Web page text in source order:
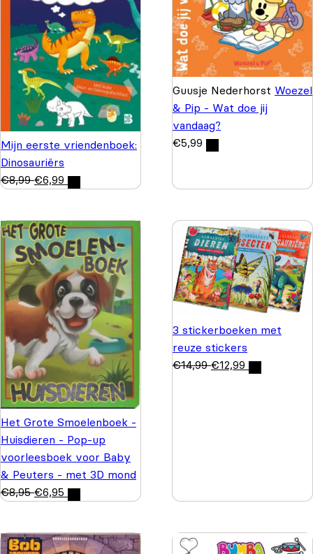
Mijn eerste vriendenboek:
Dinosauriërs
€8,99 €6,99
Guusje Nederhorst Woezel
& Pip - Wat doe jij
vandaag?
€5,99
Het Grote Smoelenboek -
Huisdieren - Pop-up
voorleesboek voor Baby
& Peuters - met 3D mond
€8,95 €6,95
3 stickerboeken met
reuze stickers
€14,99 €12,99